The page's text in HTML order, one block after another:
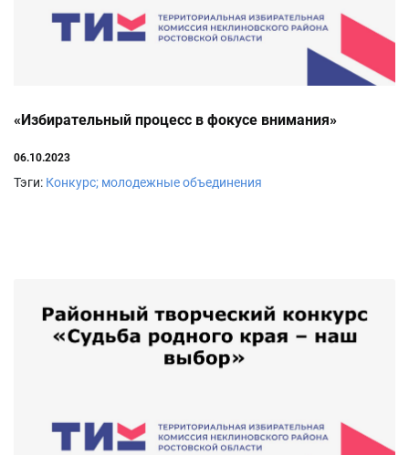
«Избирательный процесс в фокусе внимания»
06.10.2023
Тэги: Конкурс; молодежные объединения